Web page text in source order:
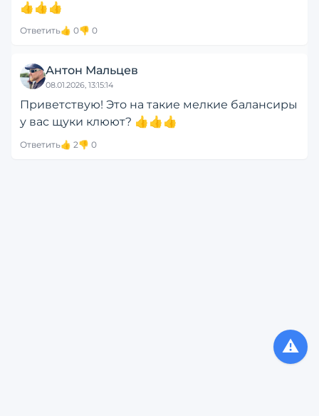
👍👍👍
Ответить👍 0👎 0
Антон Мальцев
08.01.2026, 13:15:14
Приветствую! Это на такие мелкие балансиры
у вас щуки клюют? 👍👍👍
Ответить👍 2👎 0
⚠️